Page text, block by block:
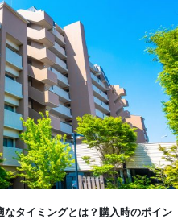
タイミングとは？購入時のポイン